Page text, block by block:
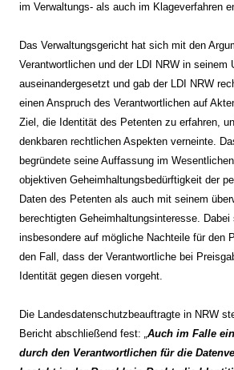
im Verwaltungs- als auch im Klageverfahren
Das Verwaltungsgericht hat sich mit den
Verantwortlichen und der LDI NRW in seinem
auseinandergesetzt und gab der LDI NRW
einen Anspruch des Verantwortlichen auf
Ziel, die Identität des Petenten zu erfahren,
denkbaren rechtlichen Aspekten verneinte.
begründete seine Auffassung im
objektiven Geheimhaltungsbedürftigkeit der
Daten des Petenten als auch mit seinem
berechtigten Geheimhaltungsinteresse. Dabei
insbesondere auf mögliche Nachteile für den
den Fall, dass der Verantwortliche bei
Identität gegen diesen vorgeht.
Die Landesdatenschutzbeauftragte in NRW
Bericht abschließend fest: „Auch im Falle
durch den Verantwortlichen für die